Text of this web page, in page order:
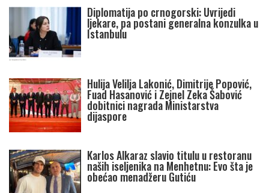
Diplomatija po crnogorski: Uvrijedi
ljekare, pa postani generalna konzulka u
Istanbulu
Hulija Velilja Lakonić, Dimitrije Popović,
Fuad Hasanović i Zejnel Zeka Šabović
dobitnici nagrada Ministarstva
dijaspore
Karlos Alkaraz slavio titulu u restoranu
naših iseljenika na Menhetnu: Evo šta je
obećao menadžeru Gutiću